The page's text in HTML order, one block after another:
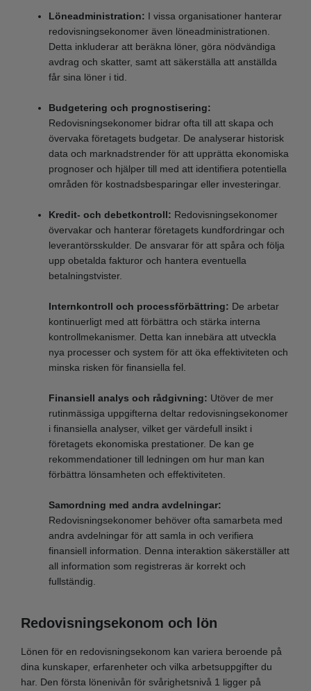
Löneadministration: I vissa organisationer hanterar
redovisningsekonomer även löneadministrationen.
Detta inkluderar att beräkna löner, göra nödvändiga
avdrag och skatter, samt att säkerställa att anställda
får sina löner i tid.
Budgetering och prognostisering:
Redovisningsekonomer bidrar ofta till att skapa och
övervaka företagets budgetar. De analyserar historisk
data och marknadstrender för att upprätta ekonomiska
prognoser och hjälper till med att identifiera potentiella
områden för kostnadsbesparingar eller investeringar.
Kredit- och debetkontroll: Redovisningsekonomer
övervakar och hanterar företagets kundfordringar och
leverantörsskulder. De ansvarar för att spåra och följa
upp obetalda fakturor och hantera eventuella
betalningstvister.
Internkontroll och processförbättring: De arbetar
kontinuerligt med att förbättra och stärka interna
kontrollmekanismer. Detta kan innebära att utveckla
nya processer och system för att öka effektiviteten och
minska risken för finansiella fel.
Finansiell analys och rådgivning: Utöver de mer
rutinmässiga uppgifterna deltar redovisningsekonomer
i finansiella analyser, vilket ger värdefull insikt i
företagets ekonomiska prestationer. De kan ge
rekommendationer till ledningen om hur man kan
förbättra lönsamheten och effektiviteten.
Samordning med andra avdelningar:
Redovisningsekonomer behöver ofta samarbeta med
andra avdelningar för att samla in och verifiera
finansiell information. Denna interaktion säkerställer att
all information som registreras är korrekt och
fullständig.
Redovisningsekonom och lön
Lönen för en redovisningsekonom kan variera beroende på
dina kunskaper, erfarenheter och vilka arbetsuppgifter du
har. Den första lönenivån för svårighetsnivå 1 ligger på